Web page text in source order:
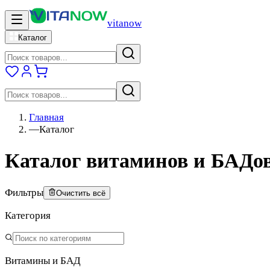
vitanow
Каталог
Главная
—Каталог
Каталог витаминов и
Фильтры Очистить всё
Категория
Витамины и БАД